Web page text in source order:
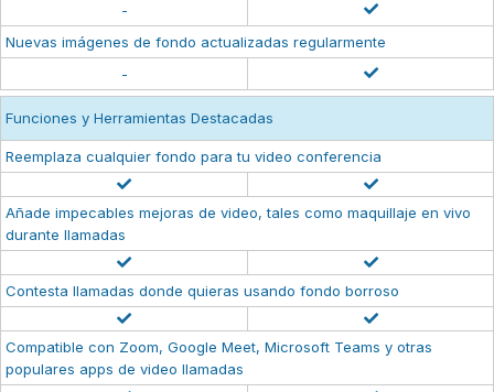
-
Nuevas imágenes de fondo actualizadas regularmente
-
Funciones y Herramientas Destacadas
Reemplaza cualquier fondo para tu video conferencia
Añade impecables mejoras de video, tales como maquillaje en vivo
durante llamadas
Contesta llamadas donde quieras usando fondo borroso
Compatible con Zoom, Google Meet, Microsoft Teams y otras
populares apps de video llamadas